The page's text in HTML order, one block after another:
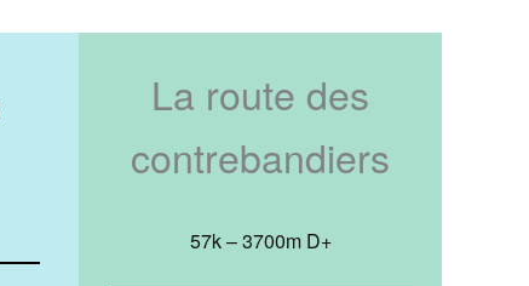
La route des
contrebandiers
57k – 3700m D+